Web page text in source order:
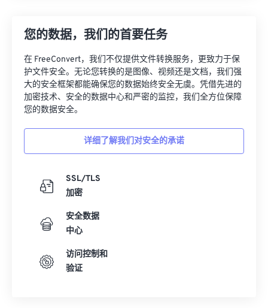
您的数据，我们的首要任务
在 FreeConvert，我们不仅提供文件转换服务，更致力于保
护文件安全。无论您转换的是图像、视频还是文档，我们强
大的安全框架都能确保您的数据始终安全无虞。凭借先进的
加密技术、安全的数据中心和严密的监控，我们全方位保障
您的数据安全。
详细了解我们对安全的承诺
SSL/TLS
加密
安全数据
中心
访问控制和
验证